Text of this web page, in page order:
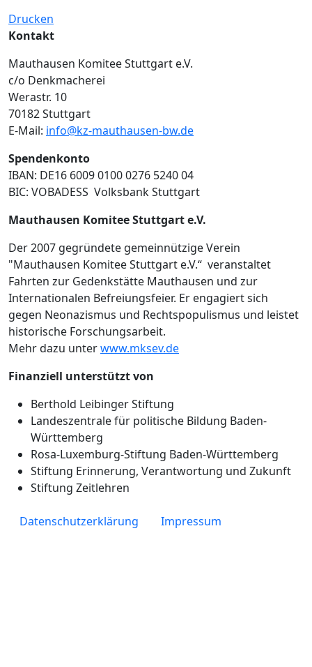
Drucken
Kontakt
Mauthausen Komitee Stuttgart e.V.
c/o Denkmacherei
Werastr. 10
70182 Stuttgart
E-Mail: info@kz-mauthausen-bw.de
Spendenkonto
IBAN: DE16 6009 0100 0276 5240 04
BIC: VOBADESS Volksbank Stuttgart
Mauthausen Komitee Stuttgart e.V.
Der 2007 gegründete gemeinnützige Verein
"Mauthausen Komitee Stuttgart e.V.“ veranstaltet
Fahrten zur Gedenkstätte Mauthausen und zur
Internationalen Befreiungsfeier. Er engagiert sich
gegen Neonazismus und Rechtspopulismus und leistet
historische Forschungsarbeit.
Mehr dazu unterwww.mksev.de
Finanziell unterstützt von
Berthold Leibinger Stiftung
Landeszentrale für politische Bildung Baden-
Württemberg
Rosa-Luxemburg-Stiftung Baden-Württemberg
Stiftung Erinnerung, Verantwortung und Zukunft
Stiftung Zeitlehren
Fußzeile
Datenschutzerklärung Impressum